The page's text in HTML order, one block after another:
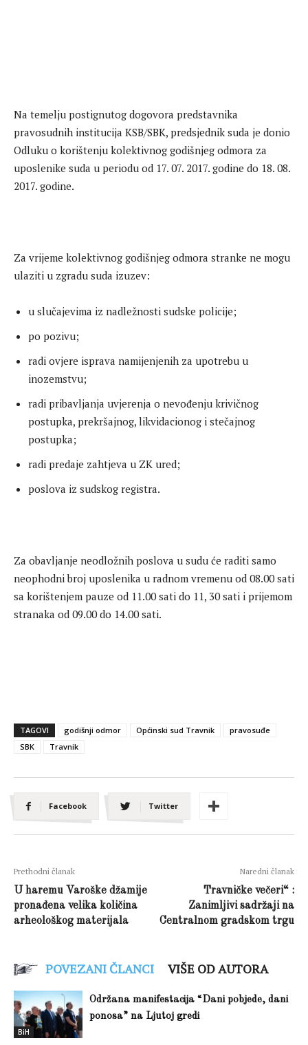
Na temelju postignutog dogovora predstavnika
pravosudnih institucija KSB/SBK, predsjednik suda je donio
Odluku o korištenju kolektivnog godišnjeg odmora za
uposlenike suda u periodu od 17. 07. 2017. godine do 18. 08.
2017. godine.
Za vrijeme kolektivnog godišnjeg odmora stranke ne mogu
ulaziti u zgradu suda izuzev:
u slučajevima iz nadležnosti sudske policije;
po pozivu;
radi ovjere isprava namijenjenih za upotrebu u
inozemstvu;
radi pribavljanja uvjerenja o nevođenju krivičnog
postupka, prekršajnog, likvidacionog i stečajnog
postupka;
radi predaje zahtjeva u ZK ured;
poslova iz sudskog registra.
Za obavljanje neodložnih poslova u sudu će raditi samo
neophodni broj uposlenika u radnom vremenu od 08.00 sati
sa korištenjem pauze od 11.00 sati do 11, 30 sati i prijemom
stranaka od 09.00 do 14.00 sati.
TAGOVI godišnji odmor Općinski sud Travnik
pravosuđe
SBK
Travnik
Facebook Twitter
Prethodni članak
U haremu Varoške džamije
pronađena velika količina
arheološkog materijala
Naredni članak
Travničke večeri“ :
Zanimljivi sadržaji na
Centralnom gradskom trgu
POVEZANI ČLANCI VIŠE OD AUTORA
BiH
Održana manifestacija “Dani pobjede, dani
ponosa” na Ljutoj gredi